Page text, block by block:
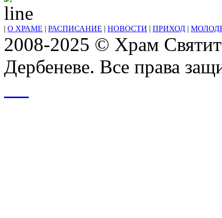
| О ХРАМЕ | РАСПИСАНИЕ | НОВОСТИ | ПРИХОД |
2008-2025 © Храм
Дербеневе. Все права